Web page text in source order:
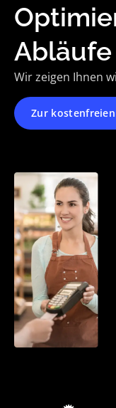
Abläufe
Wir zeigen Ihnen
Zur kostenfreien